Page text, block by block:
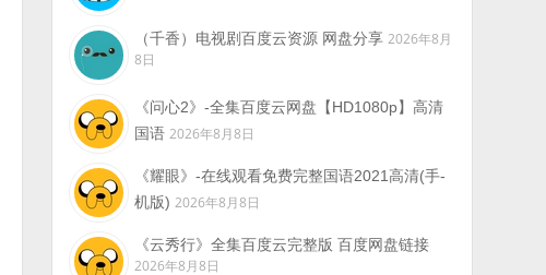
（千香）电视剧百度云资源 网盘分享 2026年8月
8日
《问心2》-全集百度云网盘【HD1080p】高清
国语 2026年8月8日
《耀眼》-在线观看免费完整国语2021高清(手-
机版) 2026年8月8日
《云秀行》全集百度云完整版 百度网盘链接
2026年8月8日